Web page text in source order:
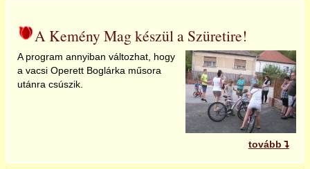
A Kemény Mag készül a Szüretire!
tovább
A program annyiban változhat, hogy
a vacsi Operett Boglárka műsora
utánra csúszik.